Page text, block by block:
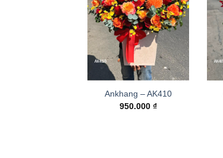
Ankhang – AK410
950.000 ₫